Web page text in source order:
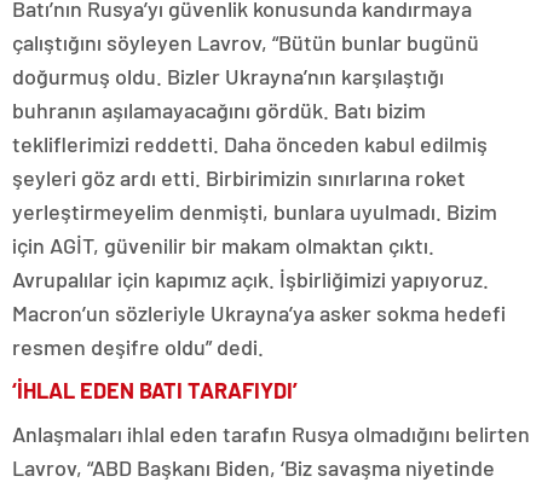
Batı’nın Rusya’yı güvenlik konusunda kandırmaya
çalıştığını söyleyen Lavrov, “Bütün bunlar bugünü
doğurmuş oldu. Bizler Ukrayna’nın karşılaştığı
buhranın aşılamayacağını gördük. Batı bizim
tekliflerimizi reddetti. Daha önceden kabul edilmiş
şeyleri göz ardı etti. Birbirimizin sınırlarına roket
yerleştirmeyelim denmişti, bunlara uyulmadı. Bizim
için AGİT, güvenilir bir makam olmaktan çıktı.
Avrupalılar için kapımız açık. İşbirliğimizi yapıyoruz.
Macron’un sözleriyle Ukrayna’ya asker sokma hedefi
resmen deşifre oldu” dedi.
‘İHLAL EDEN BATI TARAFIYDI’
Anlaşmaları ihlal eden tarafın Rusya olmadığını belirten
Lavrov, “ABD Başkanı Biden, ‘Biz savaşma niyetinde